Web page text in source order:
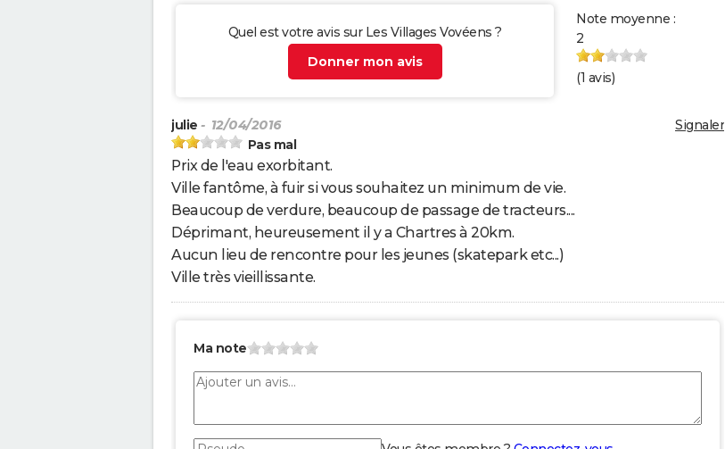
Quel est votre avis sur Les Villages Vovéens ?
Donner mon avis
Note moyenne :
2
(1 avis)
Signaler
julie - 12/04/2016
Pas mal
Prix de l'eau exorbitant.
Ville fantôme, à fuir si vous souhaitez un minimum de vie.
Beaucoup de verdure, beaucoup de passage de tracteurs....
Déprimant, heureusement il y a Chartres à 20km.
Aucun lieu de rencontre pour les jeunes (skatepark etc...)
Ville très vieillissante.
Ma note